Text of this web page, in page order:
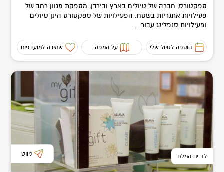
ספקטורס, חברה של טיולים בארץ ובירדן, מספקת מגוון רחב של
פעילויות אתגריות בשטח. הפעילויות של ספקטורס הינן טיולים
ופעילויות סנפלינג עבור...
הוספה לטיול שלי על המפה שמירה למועדפים
לב ים המלח ניווט